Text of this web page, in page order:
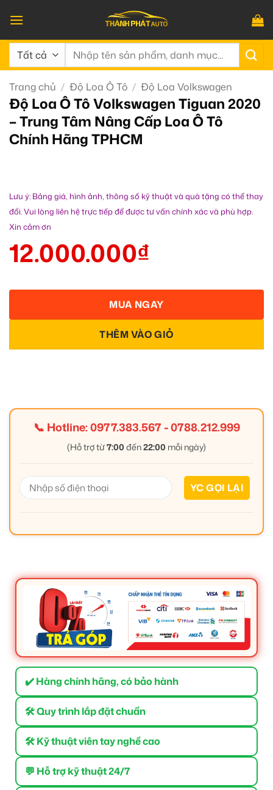
qua
nội
dung
Tìm
Trang chủ / Độ Loa Ô Tô / Độ Loa Volkswagen
Độ Loa Ô Tô Volkswagen Tiguan 2020
– Trung Tâm Nâng Cấp Loa Ô Tô
Chính Hãng TPHCM
Lưu ý: Bảng giá, hình ảnh, thông số kỹ thuật và quà tặng có thể thay
đổi. Vui lòng liên hệ trực tiếp để được tư vấn chính xác và phù hợp.
Xin cảm ơn
12.000.000₫
THÊM VÀO GIỎ
MUA NGAY
📞 Hotline:0977.383.567-0788.212.999
(Hỗ trợ từ7:00 đến22:00 mỗi ngày)
✔️ Hàng chính hãng, có bảo hành
🛠 Quy trình lắp đặt chuẩn
🛠 Kỹ thuật viên tay nghề cao
💬 Hỗ trợ kỹ thuật 24/7